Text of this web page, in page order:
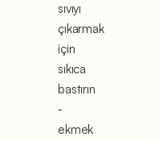
sıvıyı
çıkarmak
için
sıkıca
bastırın
-
ekmek